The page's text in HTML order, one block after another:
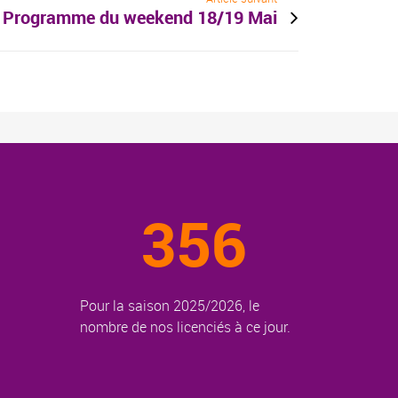
Programme du weekend 18/19 Mai
356
Pour la saison 2025/2026, le
nombre de nos licenciés à ce jour.